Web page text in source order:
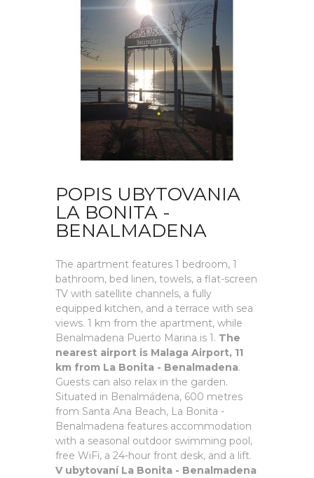
POPIS UBYTOVANIA
LA BONITA -
BENALMADENA
The apartment features 1 bedroom, 1
bathroom, bed linen, towels, a flat-screen
TV with satellite channels, a fully
equipped kitchen, and a terrace with sea
views. 1 km from the apartment, while
Benalmadena Puerto Marina is 1. The
nearest airport is Malaga Airport, 11
km from La Bonita - Benalmadena.
Guests can also relax in the garden.
Situated in Benalmádena, 600 metres
from Santa Ana Beach, La Bonita -
Benalmadena features accommodation
with a seasonal outdoor swimming pool,
free WiFi, a 24-hour front desk, and a lift.
V ubytovaní La Bonita - Benalmadena